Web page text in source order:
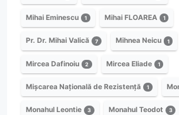
Mihai Eminescu 1 Mihai FLOAREA 1
Pr. Dr. Mihai Valică 7 Mihnea Neicu 1
Mircea Dafinoiu 2 Mircea Eliade 1
Mișcarea Națională de Rezistență 1
Monahul Leontie 3 Monahul Teodot 3